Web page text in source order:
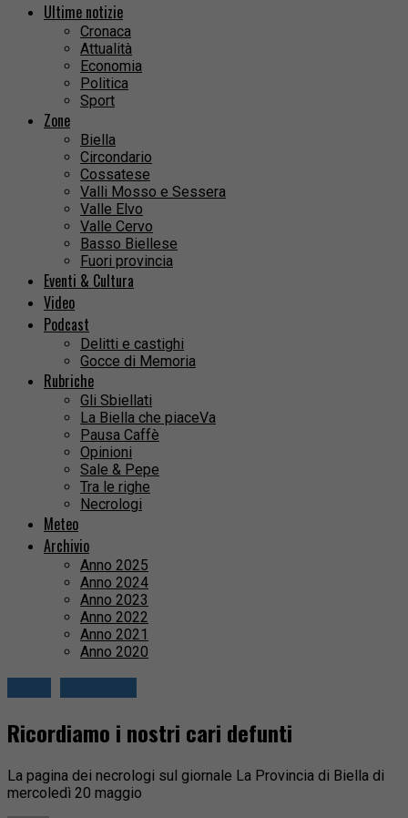
Ultime notizie
Cronaca
Attualità
Economia
Politica
Sport
Zone
Biella
Circondario
Cossatese
Valli Mosso e Sessera
Valle Elvo
Valle Cervo
Basso Biellese
Fuori provincia
Eventi & Cultura
Video
Podcast
Delitti e castighi
Gocce di Memoria
Rubriche
Gli Sbiellati
La Biella che piaceVa
Pausa Caffè
Opinioni
Sale & Pepe
Tra le righe
Necrologi
Meteo
Archivio
Anno 2025
Anno 2024
Anno 2023
Anno 2022
Anno 2021
Anno 2020
Ricordiamo i nostri cari defunti
La pagina dei necrologi sul giornale La Provincia di Biella di
mercoledì 20 maggio